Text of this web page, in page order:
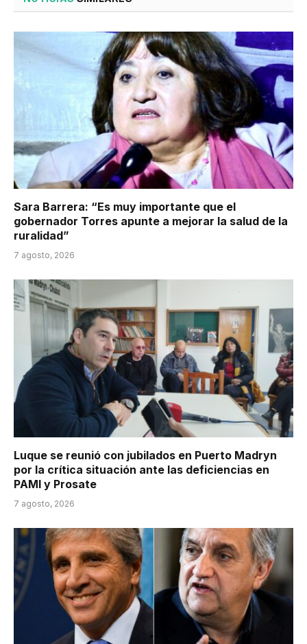
Sara Barrera: “Es muy importante que el
gobernador Torres apunte a mejorar la salud de la
ruralidad”
7 agosto, 2026
Luque se reunió con jubilados en Puerto Madryn
por la crítica situación ante las deficiencias en
PAMI y Prosate
7 agosto, 2026